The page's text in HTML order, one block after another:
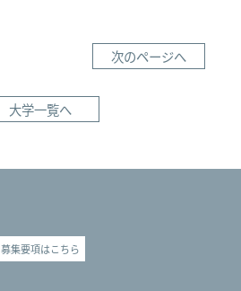
次のページへ
大学一覧へ
募集要項はこちら